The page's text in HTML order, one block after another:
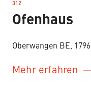
312
–
Ofenhaus
Oberwangen BE, 1796
Mehr erfahren